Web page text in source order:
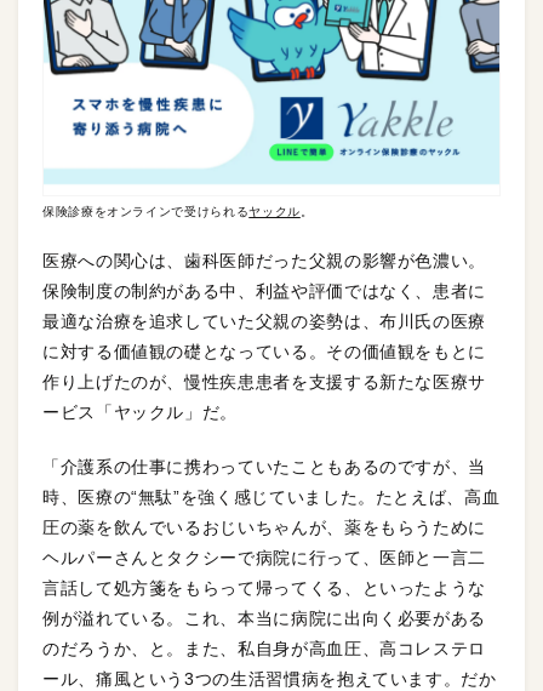
保険診療をオンラインで受けられるヤックル。
医療への関心は、歯科医師だった父親の影響が色濃い。
保険制度の制約がある中、利益や評価ではなく、患者に
最適な治療を追求していた父親の姿勢は、布川氏の医療
に対する価値観の礎となっている。その価値観をもとに
作り上げたのが、慢性疾患患者を支援する新たな医療サ
ービス「ヤックル」だ。
「介護系の仕事に携わっていたこともあるのですが、当
時、医療の“無駄”を強く感じていました。たとえば、高血
圧の薬を飲んでいるおじいちゃんが、薬をもらうために
ヘルパーさんとタクシーで病院に行って、医師と一言二
言話して処方箋をもらって帰ってくる、といったような
例が溢れている。これ、本当に病院に出向く必要がある
のだろうか、と。また、私自身が高血圧、高コレステロ
ール、痛風という3つの生活習慣病を抱えています。だか